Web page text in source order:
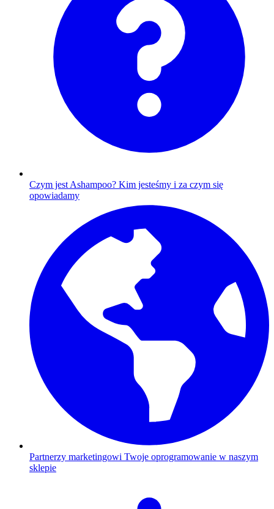
Czym jest Ashampoo? Kim jesteśmy i za czym się
opowiadamy
Partnerzy marketingowi Twoje oprogramowanie w naszym
sklepie